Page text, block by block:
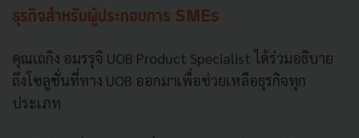
ธุรกิจสำหรับผู้ประกอบการ SMEs
คุณเถกิง อมรรุจิ UOB Product Specialist ได้ร่วมอธิบาย
ถึงโซลูชั่นที่ทาง UOB ออกมาเพื่อช่วยเหลือธุรกิจทุก
ประเภท